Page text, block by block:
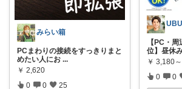
みらい箱
PCまわりの接続をすっきりまと
めたい人にお ...
￥ 2,620
0 0 25
UBU
【PC・
位】昼休
￥ 3,180～
0 0